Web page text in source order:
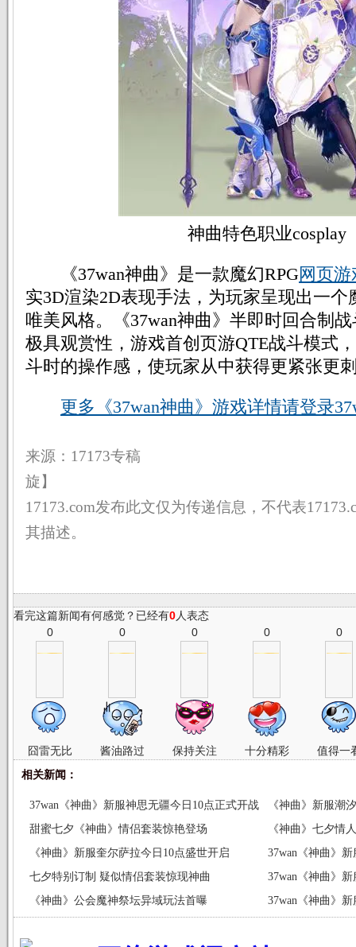
神曲特色职业cosplay
《37wan神曲》是一款魔幻RPG网页游
实3D渲染2D表现手法，为玩家呈现出一个
唯美风格。《37wan神曲》半即时回合制
极具观赏性，游戏首创页游QTE战斗模式
斗时的操作感，使玩家从中获得更紧张更
更多《37wan神曲》游戏详情请登录
来源：17173专稿 【
旋】
17173.com发布此文仅为传递信息，不代表
其描述。
看完这篇新闻有何感觉？已经有0人表态
0
囧雷无比
0
酱油路过
0
保持关注
0
十分精彩
0
值得一
相关新闻：
37wan《神曲》新服神思无疆今日10点正式开战
《神曲》新服潮
甜蜜七夕《神曲》情侣套装惊艳登场
《神曲》七夕情
《神曲》新服奎尔萨拉今日10点盛世开启
37wan《神曲》
殿
七夕特别订制 疑似情侣套装惊现神曲
37wan《神曲》
《神曲》公会魔神祭坛异域玩法首曝
37wan《神曲》